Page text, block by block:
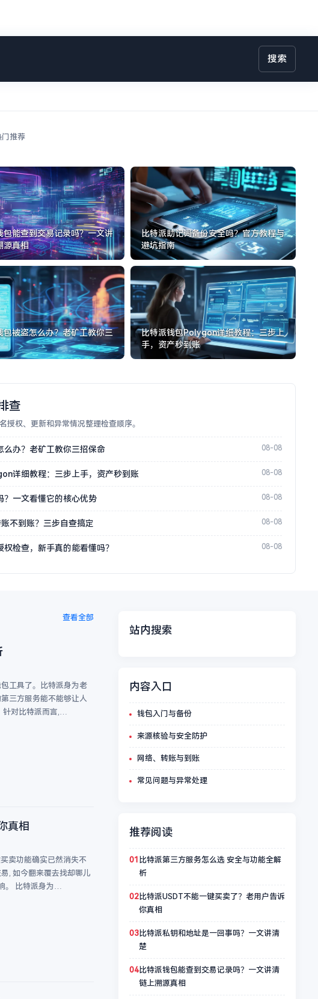
搜索
门推荐
包能查到交易记录吗？一文讲
源真相
比特派助记词备份安全吗？官方教程与
避坑指南
包被盗怎么办？老矿工教你三
比特派钱包Polygon详细教程：三步上
手，资产秒到账
查
授权、更新和异常情况整理检查顺序。
么办？老矿工教你三招保命 08-08
详细教程：三步上手，资产秒到账 08-08
？一文看懂它的核心优势 08-08
不到账？三步自查搞定 08-08
权检查，新手真的能看懂吗？ 08-08
查看全部
工具了。比特派身为老
三方服务能不能够让人
针对比特派而言,…
真相
卖功能确实已然消失不
, 如今翻来覆去找却哪儿
。 比特派身为…
站内搜索
内容入口
钱包入门与备份
来源核验与安全防护
网络、转账与到账
常见问题与异常处理
推荐阅读
01 比特派第三方服务怎么选 安全与功能全解
析
02比特派USDT不能一键买卖了？老用户告诉
你真相
03比特派私钥和地址是一回事吗？一文讲清
楚
04比特派钱包能查到交易记录吗？一文讲清
链上溯源真相